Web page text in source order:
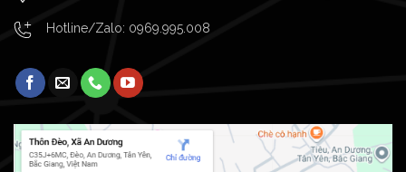
Hotline/Zalo: 0969.995.008